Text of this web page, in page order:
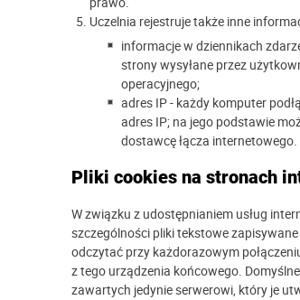
Uczelnia rejestruje także inne
informacje w dziennikach
strony wysyłane przez
operacyjnego;
adres IP - każdy komputer
adres IP; na jego podstawie
dostawcę łącza internetowego.
Pliki cookies na stronach
W związku z udostępnianiem usług
szczególności pliki tekstowe
odczytać przy każdorazowym
z tego urządzenia końcowego.
zawartych jedynie serwerowi, który je